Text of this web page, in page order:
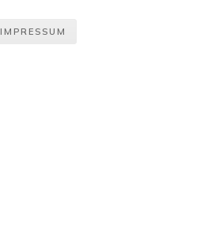
IMPRESSUM